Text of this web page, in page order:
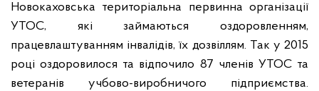
Новокаховська територіальна первинна організації
УТОС, які займаються оздоровленням,
працевлаштуванням інвалідів, їх дозвіллям. Так у 2015
році оздоровилося та відпочило 87 членів УТОС та
ветеранів учбово-виробничого підприємства.